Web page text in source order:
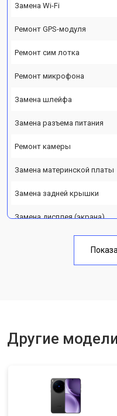
Замена Wi-Fi
Ремонт GPS-модуля
Ремонт сим лотка
Ремонт микрофона
Замена шлейфа
Замена разъема питания
Ремонт камеры
Замена материнской платы
Замена задней крышки
Замена дисплея (экрана)
Замена кнопки включения
Другие